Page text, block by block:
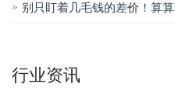
别只盯着几毛钱的差价！算
行业资讯